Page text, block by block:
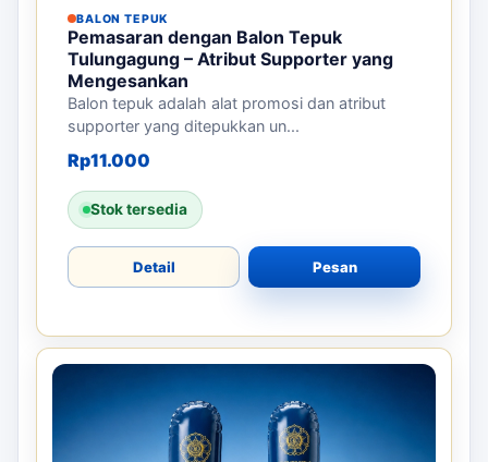
BALON TEPUK
Pemasaran dengan Balon Tepuk
Tulungagung – Atribut Supporter yang
Mengesankan
Balon tepuk adalah alat promosi dan atribut
supporter yang ditepukkan un...
Rp11.000
Stok tersedia
Detail Pesan